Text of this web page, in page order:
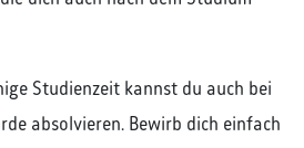
Studienzeit kannst du auch bei
absolvieren. Bewirb dich einfach